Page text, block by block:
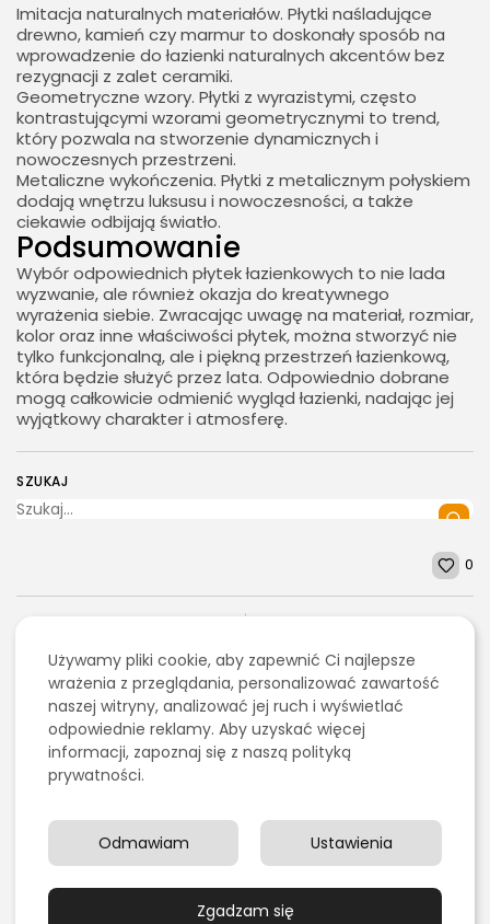
2026 - Bookini.pl Wszelkie prawa zastrzeżone.
Treści umieszczone na stornie są chronione
prawem autorskim.
SZUKAJ
Imitacja naturalnych materiałów. Płytki naśladujące
drewno, kamień czy marmur to doskonały sposób na
wprowadzenie do łazienki naturalnych akcentów bez
rezygnacji z zalet ceramiki.
Geometryczne wzory. Płytki z wyrazistymi, często
kontrastującymi wzorami geometrycznymi to trend,
który pozwala na stworzenie dynamicznych i
nowoczesnych przestrzeni.
Metaliczne wykończenia. Płytki z metalicznym połyskiem
dodają wnętrzu luksusu i nowoczesności, a także
ciekawie odbijają światło.
Podsumowanie
Wybór odpowiednich płytek łazienkowych to nie lada
wyzwanie, ale również okazja do kreatywnego
wyrażenia siebie. Zwracając uwagę na materiał, rozmiar,
kolor oraz inne właściwości płytek, można stworzyć nie
tylko funkcjonalną, ale i piękną przestrzeń łazienkową,
która będzie służyć przez lata. Odpowiednio dobrane
mogą całkowicie odmienić wygląd łazienki, nadając jej
wyjątkowy charakter i atmosferę.
0
Połączenie estetyki i
zrównoważonego
rozwoju w handlu
detalicznym dzięki...
Moda
Panele full black:
Elegancja i wydajność w
Budownictwo/Nieruchomości
Ostatnie artykuły:
Grillowanie pośrednie czy bezpośrednie – czym się
Używamy pliki cookie, aby zapewnić Ci najlepsze
wrażenia z przeglądania, personalizować zawartość
naszej witryny, analizować jej ruch i wyświetlać
odpowiednie reklamy. Aby uzyskać więcej
informacji, zapoznaj się z naszą polityką
prywatności.
Zgadzam się
Ustawienia
Odmawiam